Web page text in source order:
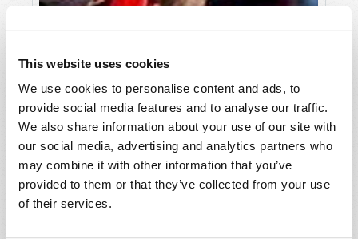
This website uses cookies
We use cookies to personalise content and ads, to
provide social media features and to analyse our traffic.
We also share information about your use of our site with
our social media, advertising and analytics partners who
may combine it with other information that you’ve
provided to them or that they’ve collected from your use
of their services.